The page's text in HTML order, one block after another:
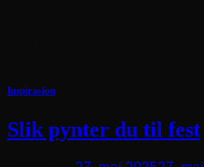
Inspirasjon
Slik pynter du til fest